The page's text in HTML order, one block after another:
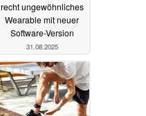
recht ungewöhnliches
Wearable mit neuer
Software-Version
31.08.2025